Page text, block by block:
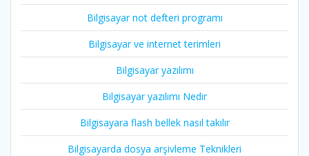
Bilgisayar not defteri programı
Bilgisayar ve internet terimleri
Bilgisayar yazılımı
Bilgisayar yazılımı Nedir
Bilgisayara flash bellek nasıl takılır
Bilgisayarda dosya arşivleme Teknikleri